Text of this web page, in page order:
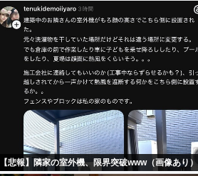
【悲報】隣家の室外機、限界突破www（画像あり）